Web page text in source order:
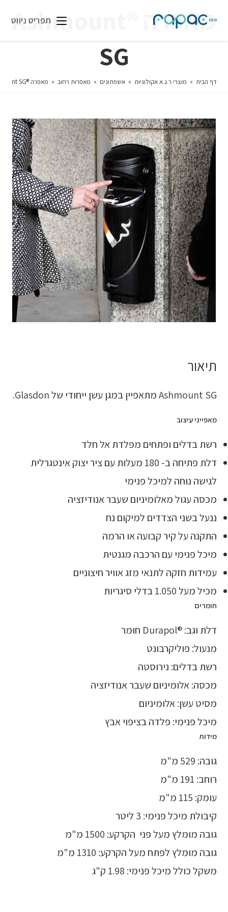
תפריט ניווט
מאפרה ®Ashmount
SG
דף הבית » מוצרי ר.ג.א אקולוגיות » אשפתונים » מאפרות רחוב » מאפרה ®Ashmount SG
תיאור
Ashmount SG מתאפיין במגן עשן ייחודי של Glasdon.
מאפייני עיצוב
רשת בדלים ופתחים מפלדת אל חלד
דלת פתיחה ב- 180 מעלות עם ציר יצוק אינטגרלית
לגישה נוחה למיכל פנימי
מכסה עגול מאלומיניום שעבר אנודיזציה
ננעל בשני הצדדים למיקום נח
התקנה על קיר קבועה או הרמה
מיכל פנימי עם הרכבה מגנטית
עמידות חזקה לתנאי מזג אוויר חיצוניים
מכיל מעל 1.050 בדלי סיגריות
חומרים
דלת וגב: ®Durapol חומר
מנעול: פוליקרבונט
רשת בדלים: נירוסטה
מכסה: אלומיניום שעבר אנודיזציה
מסיט עשן: אלומיניום
מיכל פנימי: פלדה בציפוי אבץ
מידות
גובה: 529 מ"מ
רוחב: 191 מ"מ
עומק: 115 מ"מ
קיבולת מיכל פנימי: 3 ליטר
גובה מומלץ מעל פני הקרקע: 1500 מ"מ
גובה מומלץ לפתח מעל הקרקע: 1310 מ"מ
משקל כולל מיכל פנימי: 1.98 ק"ג